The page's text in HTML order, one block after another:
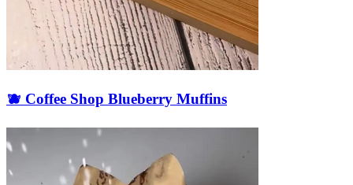
🫐 Coffee Shop Blueberry Muffins